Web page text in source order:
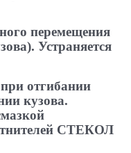
перемещения
Устраняется
отгибании
кузова.
СТЕКОЛ